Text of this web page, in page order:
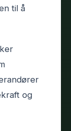
til å
og